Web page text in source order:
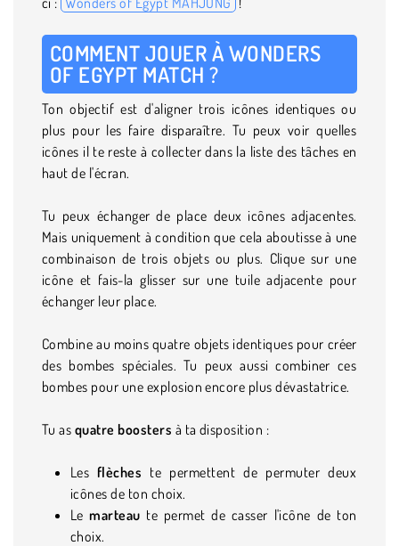
COMMENT JOUER À WONDERS
OF EGYPT MATCH ?
Ton objectif est d'aligner trois icônes identiques ou
plus pour les faire disparaître. Tu peux voir quelles
icônes il te reste à collecter dans la liste des tâches en
haut de l'écran.
Tu peux échanger de place deux icônes adjacentes.
Mais uniquement à condition que cela aboutisse à une
combinaison de trois objets ou plus. Clique sur une
icône et fais-la glisser sur une tuile adjacente pour
échanger leur place.
Combine au moins quatre objets identiques pour créer
des bombes spéciales. Tu peux aussi combiner ces
bombes pour une explosion encore plus dévastatrice.
Tu as quatre boosters à ta disposition :
Les flèches te permettent de permuter deux
icônes de ton choix.
Lemarteau te permet de casser l'icône de ton
choix.